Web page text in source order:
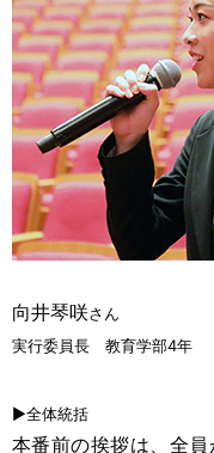
向井琴咲さん
実行委員長 教育学部4年
▶全体統括
本番前の挨拶は、全